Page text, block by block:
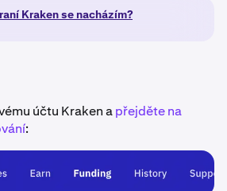
Kraken se nacházím?
účtu Kraken apřejděte na
: